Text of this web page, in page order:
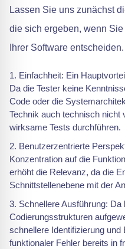
Lassen Sie uns zunächst
die sich ergeben, wenn
Ihrer Software entscheiden.
Einfachheit: Ein
Da die Tester keine
Code oder die
Technik auch technisch nicht
wirksame Tests durchführen.
Benutzerzentrierte
Konzentration auf die
erhöht die Relevanz, da die
Schnittstellenebene mit der
Schnellere Ausführung:
Codierungsstrukturen
schnellere Identifizierung
funktionaler Fehler bereits in